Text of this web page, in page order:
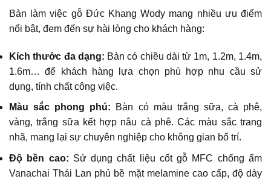
Bàn làm việc gỗ Đức Khang Wody mang nhiều ưu điểm
nổi bật, đem đến sự hài lòng cho khách hàng:
Kích thước đa dạng: Bàn có chiều dài từ 1m, 1.2m, 1.4m,
1.6m… để khách hàng lựa chọn phù hợp nhu cầu sử
dụng, tính chất công việc.
Màu sắc phong phú: Bàn có màu trắng sữa, cà phê,
vàng, trắng sữa kết hợp nâu cà phê. Các màu sắc trang
nhã, mang lại sự chuyên nghiệp cho không gian bố trí.
Độ bền cao: Sử dụng chất liệu cốt gỗ MFC chống ẩm
Vanachai Thái Lan phủ bề mặt melamine cao cấp, độ dày